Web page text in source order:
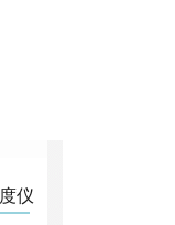
仪